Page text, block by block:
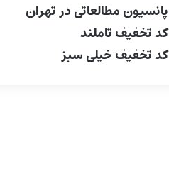
پانسیون مطالعاتی در تهران
کد تخفیف تاملند
کد تخفیف خیلی سبز